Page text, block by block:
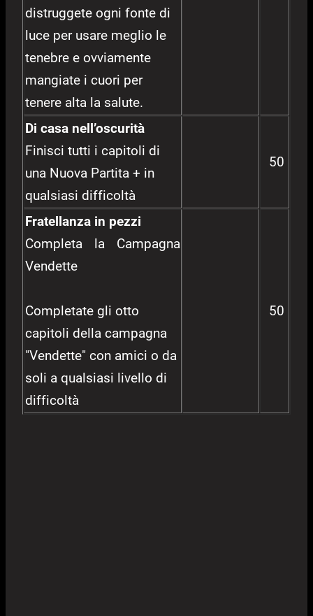
distruggete ogni fonte di
luce per usare meglio le
tenebre e ovviamente
mangiate i cuori per
tenere alta la salute.
Di casa nell’oscurità
Finisci tutti i capitoli di
una Nuova Partita + in
qualsiasi difficoltà
50
Fratellanza in pezzi
Completa la Campagna
Vendette
Completate gli otto
capitoli della campagna
"Vendette" con amici o da
soli a qualsiasi livello di
difficoltà
50